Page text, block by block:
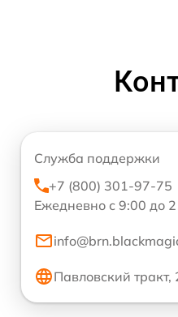
Служба поддержки
+7 (800) 301-97-75
Ежедневно с 9:00 до
Павловский тракт,